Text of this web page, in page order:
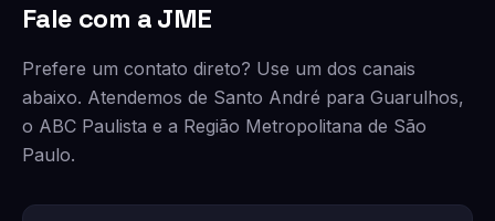
Fale com a JME
Prefere um contato direto? Use um dos canais
abaixo. Atendemos de Santo André para Guarulhos,
o ABC Paulista e a Região Metropolitana de São
Paulo.